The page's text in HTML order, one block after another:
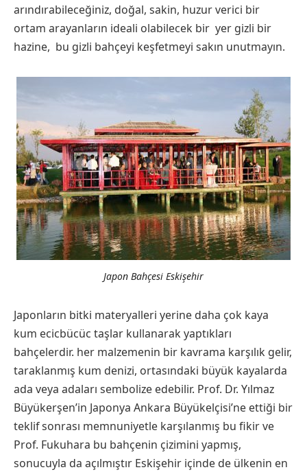
arındırabileceğiniz, doğal, sakin, huzur verici bir
ortam arayanların ideali olabilecek bir yer gizli bir
hazine, bu gizli bahçeyi keşfetmeyi sakın unutmayın.
Japon Bahçesi Eskişehir
Japonların bitki materyalleri yerine daha çok kaya
kum ecicbücüc taşlar kullanarak yaptıkları
bahçelerdir. her malzemenin bir kavrama karşılık gelir,
taraklanmış kum denizi, ortasındaki büyük kayalarda
ada veya adaları sembolize edebilir. Prof. Dr. Yılmaz
Büyükerşen’in Japonya Ankara Büyükelçisi’ne ettiği bir
teklif sonrası memnuniyetle karşılanmış bu fikir ve
Prof. Fukuhara bu bahçenin çizimini yapmış,
sonucuyla da açılmıştır Eskişehir içinde de ülkenin en